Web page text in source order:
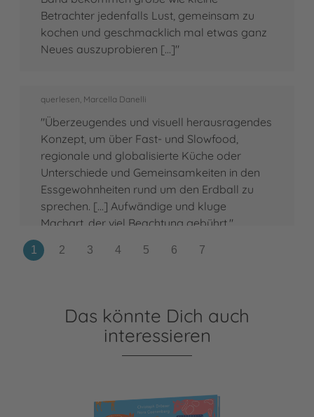
Betrachter jedenfalls Lust, gemeinsam zu
kochen und geschmacklich mal etwas ganz
Neues auszuprobieren [...]"
querlesen, Marcella Danelli
"Überzeugendes und visuell herausragendes
Konzept, um über Fast- und Slowfood,
regionale und globalisierte Küche oder
Unterschiede und Gemeinsamkeiten in den
Essgewohnheiten rund um den Erdball zu
sprechen. [...] Aufwändige und kluge
Machart, der viel Beachtung gebührt."
Das könnte Dich auch
interessieren